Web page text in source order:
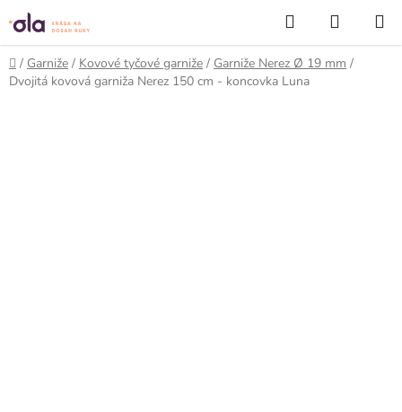
Prejsť
na
obsah
Hľadať
KOŠÍK
Domov
/ Garniže / Kovové tyčové garniže / Garniže Nerez Ø 19 mm /
Dvojitá kovová garniža Nerez 150 cm - koncovka Luna